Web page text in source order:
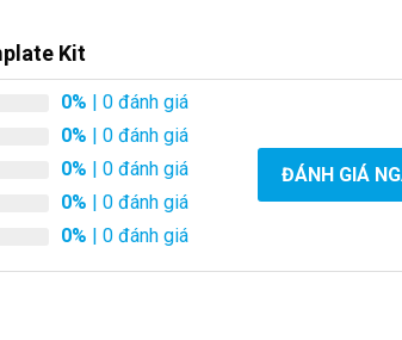
Kit
0% | 0 đánh giá
0% | 0 đánh giá
0% | 0 đánh giá
0% | 0 đánh giá
0% | 0 đánh giá
ĐÁNH GIÁ